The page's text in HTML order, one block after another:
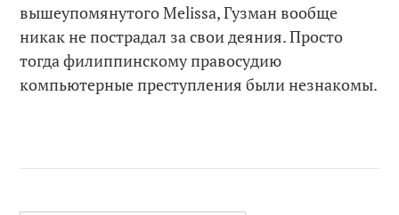
вышеупомянутого Melissa, Гузман вообще
никак не пострадал за свои деяния. Просто
тогда филиппинскому правосудию
компьютерные преступления были незнакомы.